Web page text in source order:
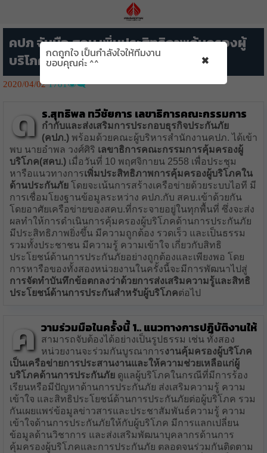
คปภ จับมือ สคบ เพิ่มประสิทธิภาพคุ้มครองผู้
บริโภคด้านประกันภัย
2020/04/021701👁️‍🗨️
ด ร.สุทธิพล ทวีชัยการ เลขาธิการคณะกรรมการ
กำกับและส่งเสริมการประกอบธุรกิจประกันภัย
(คปภ.) พร้อมด้วยคณะผู้บริหารสำนักงานคปภ. ได้เข้า
พบ นายอำพล วงศ์ศิริ เลขาธิการคณะกรรมการคุ้มครองผู้
บริโภค(สคบ.) เมื่อวันที่ 10 พฤศจิกายน 2558 เพื่อประชุม
หารือแนวทางการเพิ่มประสิทธิภาพการคุ้มครองผู้บริโภคใน
ด้านประกันภัย โดยจะเน้นการสร้างเครือข่ายด้วยระบบไอที มี
การเชื่อมโยงฐานข้อมูลระหว่าง คปภ.กับ สคบ.เข้าด้วยกัน
โดยอาศัยเครือข่ายของสคบ.ที่กระจายอยู่ในทุกพื้นที่ ซึ่งจะส่ง
ผลทำให้การดำเนินการคุ้มครองผู้บริโภคด้านการประกันภัย
มีประสิทธิภาพยิ่งขึ้น มีความถูกต้อง รวดเร็ว และเป็นธรรม
รวมทั้งประชาชน มีความรู้ ความเข้าใจ เกี่ยวกับสิทธิ
ประโยชน์ด้านการประกันภัยอย่างถูกต้องและเพียงพอ โดย
การหารือของทั้งสองหน่วยงานในครั้งนี้จะมีการพัฒนาไปสู่
การจัดทำบันทึกข้อตกลงว่าด้วยการส่งเสริมความรู้และสิทธิ
ประโยชน์ด้านการประกันสำหรับผู้บริโภคต่อไป
ค วามร่วมมือในครั้งนี้ 1.. แนวทางการปฎิบัติงานให้
สามารถจับต้องได้อย่างเป็นรูปธรรม เช่น ทั้งสอง
หน่วยงานจะร่วมกันบูรณาการงานคุ้มครองผู้บริโภค
เป็นเครือข่ายการประสานงานและให้ความช่วยเหลือแก่ผู้
บริโภคด้านการประกันภัย ดูแลผู้บริโภคในกรณีที่มีการร้อง
เรียนหรือมีปัญหาด้านการประกันภัย ส่งเสริมความรู้ ความ
เข้าใจ และสิทธิประโยชน์ด้านการประกันภัยต่อผู้บริโภค รวม
กันเผยแพร่ข้อมูลข่าวสารและประชาสัมพันธ์ความรู้ ความ
เข้าใจด้านการประกันภัยให้กับผู้บริโภค มีการแลกเปลี่ยน
ข้อมูลด้านวิชาการ และส่งเสริมพัฒนาบุคลากรด้านการ
คุ้มครองผู้บริโภคและการประกันภัย ตลอดจนร่วมกันติดตาม
กดถูกใจ เป็นกำลังใจให้ทีมงาน
ขอบคุณค่ะ ^^ ×